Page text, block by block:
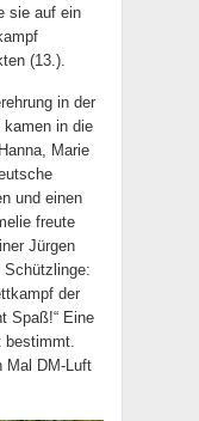
sie auf ein
(13.).
in der
kamen in die
Marie
und einen
freute
Jürgen
der
Spaß!“ Eine
bestimmt.
Mal DM-Luft